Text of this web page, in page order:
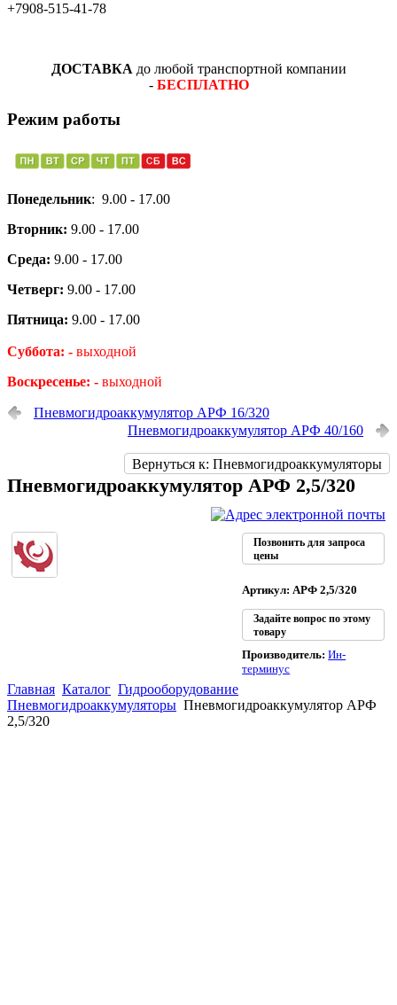
+7908-515-41-78
ДОСТАВКА до любой транспортной компании
- БЕСПЛАТНО
Режим работы
Понедельник: 9.00 - 17.00
Вторник: 9.00 - 17.00
Среда: 9.00 - 17.00
Четверг: 9.00 - 17.00
Пятница: 9.00 - 17.00
Суббота: - выходной
Воскресенье: - выходной
Пневмогидроаккумулятор АРФ 16/320
Пневмогидроаккумулятор АРФ 40/160
Вернуться к: Пневмогидроаккумуляторы
Пневмогидроаккумулятор АРФ 2,5/320
Позвонить для запроса
цены
Артикул: АРФ 2,5/320
Задайте вопрос по этому
товару
Производитель:Ин-
терминус
Главная Каталог Гидрооборудование
Пневмогидроаккумуляторы Пневмогидроаккумулятор АРФ
2,5/320